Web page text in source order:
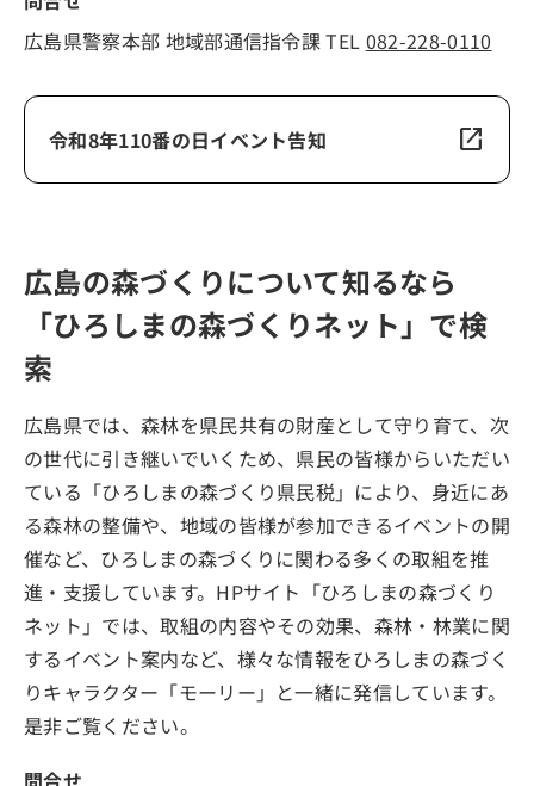
広島県警察本部 地域部通信指令課 TEL 082-228-0110
令和8年110番の日イベント告知 open_in_new
広島の森づくりについて知るなら
「ひろしまの森づくりネット」で検
索
広島県では、森林を県民共有の財産として守り育て、次
の世代に引き継いでいくため、県民の皆様からいただい
ている「ひろしまの森づくり県民税」により、身近にあ
る森林の整備や、地域の皆様が参加できるイベントの開
催など、ひろしまの森づくりに関わる多くの取組を推
進・支援しています。HPサイト「ひろしまの森づくり
ネット」では、取組の内容やその効果、森林・林業に関
するイベント案内など、様々な情報をひろしまの森づく
りキャラクター「モーリー」と一緒に発信しています。
是非ご覧ください。
問合せ